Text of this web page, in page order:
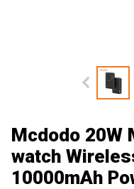
Mcdodo 20W
watch
10000mAh